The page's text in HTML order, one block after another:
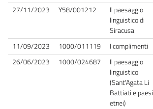
27/11/2023 Y58/001212
Il paesaggio
linguistico di
Siracusa
11/09/2023 1000/011119 I complimenti
26/06/2023
1000/024687
Il paesaggio
linguistico
(Sant'Agata Li
Battiati e paesi
etnei)